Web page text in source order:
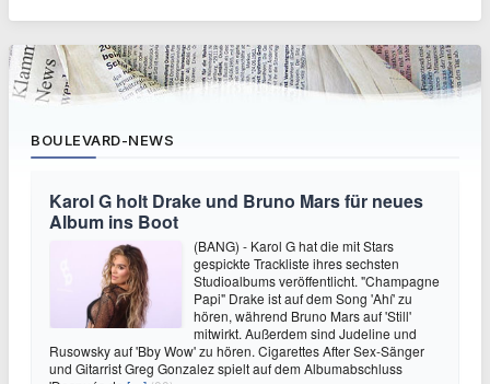
BOULEVARD-NEWS
Karol G holt Drake und Bruno Mars für neues
Album ins Boot
(BANG) - Karol G hat die mit Stars
gespickte Trackliste ihres sechsten
Studioalbums veröffentlicht. "Champagne
Papi" Drake ist auf dem Song 'Ahí' zu
hören, während Bruno Mars auf 'Still'
mitwirkt. Außerdem sind Judeline und
Rusowsky auf 'Bby Wow' zu hören. Cigarettes After Sex-Sänger
und Gitarrist Greg Gonzalez spielt auf dem Albumabschluss